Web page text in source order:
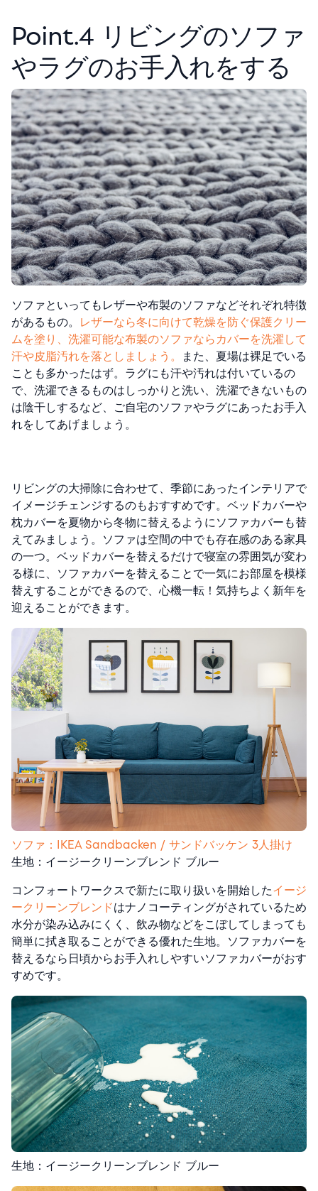
Point.4 リビングのソファ
やラグのお手入れをする
ソファといってもレザーや布製のソファなどそれぞれ特徴
があるもの。
レザーなら冬に向けて乾燥を防ぐ保護クリー
ムを塗り、洗濯可能な布製のソファならカバーを洗濯して
汗や皮脂汚れを落としましょう。
また、夏場は裸足でいる
ことも多かったはず。ラグにも汗や汚れは付いているの
で、洗濯できるものはしっかりと洗い、洗濯できないもの
は陰干しするなど、ご自宅のソファやラグにあったお手入
れをしてあげましょう。
リビングの大掃除に合わせて、季節にあったインテリアで
イメージチェンジするのもおすすめです。ベッドカバーや
枕カバーを夏物から冬物に替えるようにソファカバーも替
えてみましょう。ソファは空間の中でも存在感のある家具
の一つ。ベッドカバーを替えるだけで寝室の雰囲気が変わ
る様に、ソファカバーを替えることで一気にお部屋を模様
替えすることができるので、心機一転！気持ちよく新年を
迎えることができます。
ソファ：IKEA Sandbacken / サンドバッケン 3人掛け
生地：イージークリーンブレンド ブルー
コンフォートワークスで新たに取り扱いを開始したイージ
ークリーンブレンドはナノコーティングがされているため
水分が染み込みにくく、飲み物などをこぼしてしまっても
簡単に拭き取ることができる優れた生地。ソファカバーを
替えるなら日頃からお手入れしやすいソファカバーがおす
すめです。
生地：イージークリーンブレンド ブルー